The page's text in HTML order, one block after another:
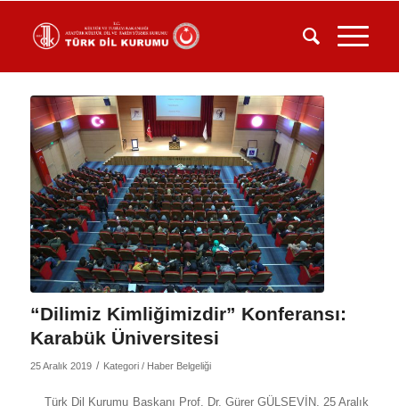
“Dilimiz Kimliğimizdir” Konferansı:
Karabük Üniversitesi
25 Aralık 2019 / Kategori / Haber Belgeliği
Türk Dil Kurumu Başkanı Prof. Dr. Gürer GÜLSEVİN, 25 Aralık